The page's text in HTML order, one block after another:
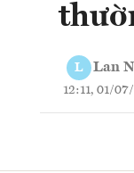
L Lan
12:11, 01/